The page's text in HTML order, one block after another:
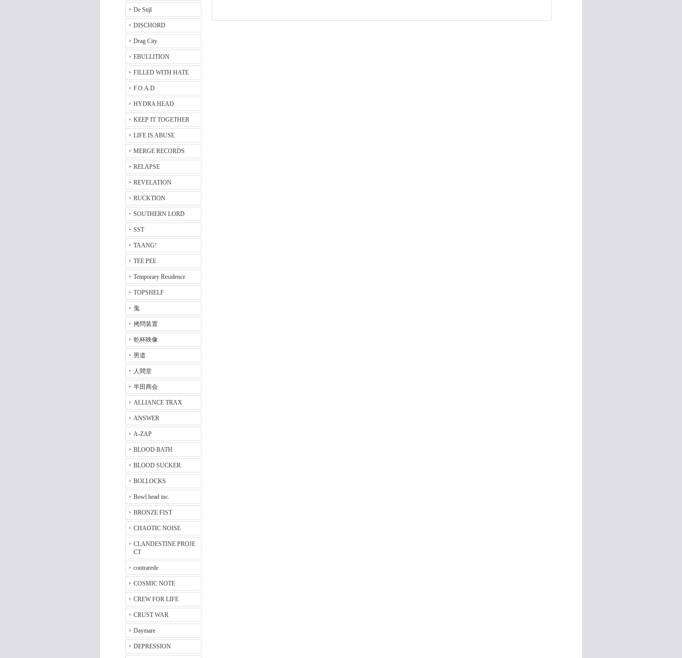
De Stijl
DISCHORD
Drag City
EBULLITION
FILLED WITH HATE
F.O.A.D
HYDRA HEAD
KEEP IT TOGETHER
LIFE IS ABUSE
MERGE RECORDS
RELAPSE
REVELATION
RUCKTION
SOUTHERN LORD
SST
TAANG!
TEE PEE
Temporary Residence
TOPSHELF
鬼
拷問装置
乾杯映像
男道
人間堂
半田商会
ALLIANCE TRAX
ANSWER
A-ZAP
BLOOD BATH
BLOOD SUCKER
BOLLOCKS
Bowl head inc.
BRONZE FIST
CHAOTIC NOISE
CLANDESTINE PROJE
CT
contrarede
COSMIC NOTE
CREW FOR LIFE
CRUST WAR
Daymare
DEPRESSION